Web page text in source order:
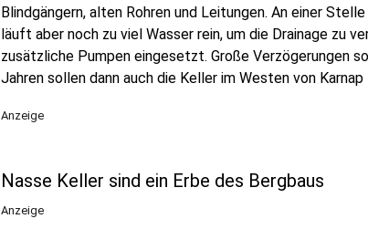
Blindgängern, alten Rohren und Leitungen. An einer
läuft aber noch zu viel Wasser rein, um die Drainage zu
zusätzliche Pumpen eingesetzt. Große Verzögerungen
Jahren sollen dann auch die Keller im Westen von
Anzeige
Nasse Keller sind ein Erbe des Bergbaus
Anzeige